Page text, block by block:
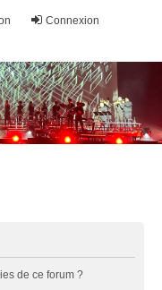
Connexion
de ce forum ?